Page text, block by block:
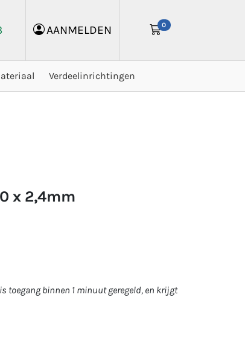
AANMELDEN 0
Verdeelinrichtingen
x 2,4mm
toegang binnen 1 minuut geregeld, en krijgt